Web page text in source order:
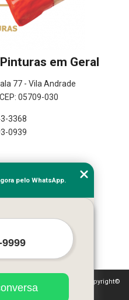
em Geral
77 - Vila Andrade
05709-030
3368
0939
site
de direitos autorais. Copyright©
de 19/02/1998)
pelo WhatsApp.